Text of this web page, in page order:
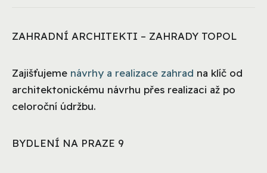
ZAHRADNÍ ARCHITEKTI – ZAHRADY TOPOL
Zajišťujeme návrhy a realizace zahrad na klíč od
architektonickému návrhu přes realizaci až po
celoroční údržbu.
BYDLENÍ NA PRAZE 9